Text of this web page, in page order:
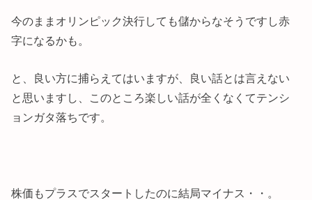
今のままオリンピック決行しても儲からなそうですし赤
字になるかも。
と、良い方に捕らえてはいますが、良い話とは言えない
と思いますし、このところ楽しい話が全くなくてテンシ
ョンガタ落ちです。
株価もプラスでスタートしたのに結局マイナス・・。